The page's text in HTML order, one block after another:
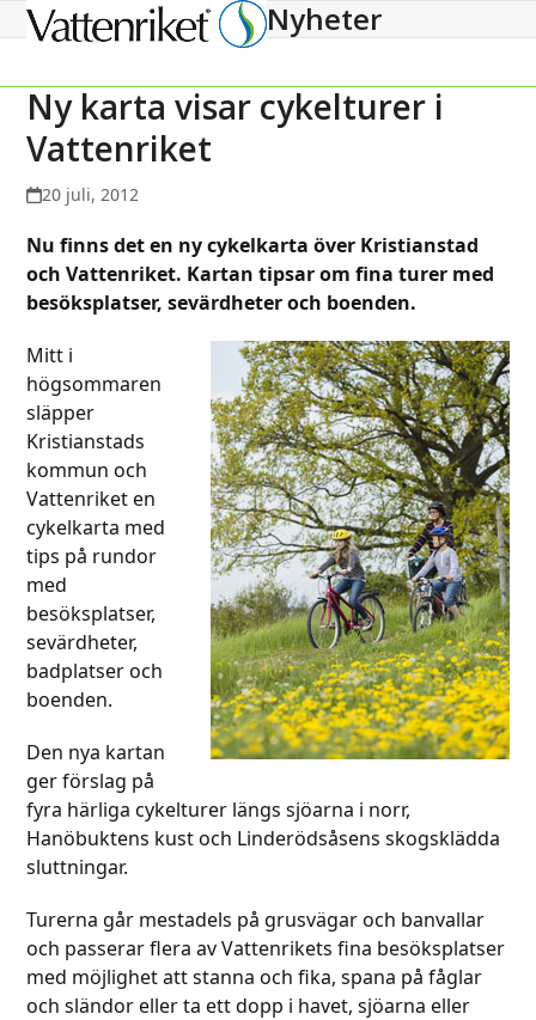
Open
menu
Close
menu
Nyheter
Ny karta visar cykelturer i
Vattenriket
20 juli, 2012
Nu finns det en ny cykelkarta över Kristianstad
och Vattenriket. Kartan tipsar om fina turer med
besöksplatser, sevärdheter och boenden.
Mitt i
högsommaren
släpper
Kristianstads
kommun och
Vattenriket en
cykelkarta med
tips på rundor
med
besöksplatser,
sevärdheter,
badplatser och
boenden.
Den nya kartan
ger förslag på
fyra härliga cykelturer längs sjöarna i norr,
Hanöbuktens kust och Linderödsåsens skogsklädda
sluttningar.
Turerna går mestadels på grusvägar och banvallar
och passerar flera av Vattenrikets fina besöksplatser
med möjlighet att stanna och fika, spana på fåglar
och sländor eller ta ett dopp i havet, sjöarna eller